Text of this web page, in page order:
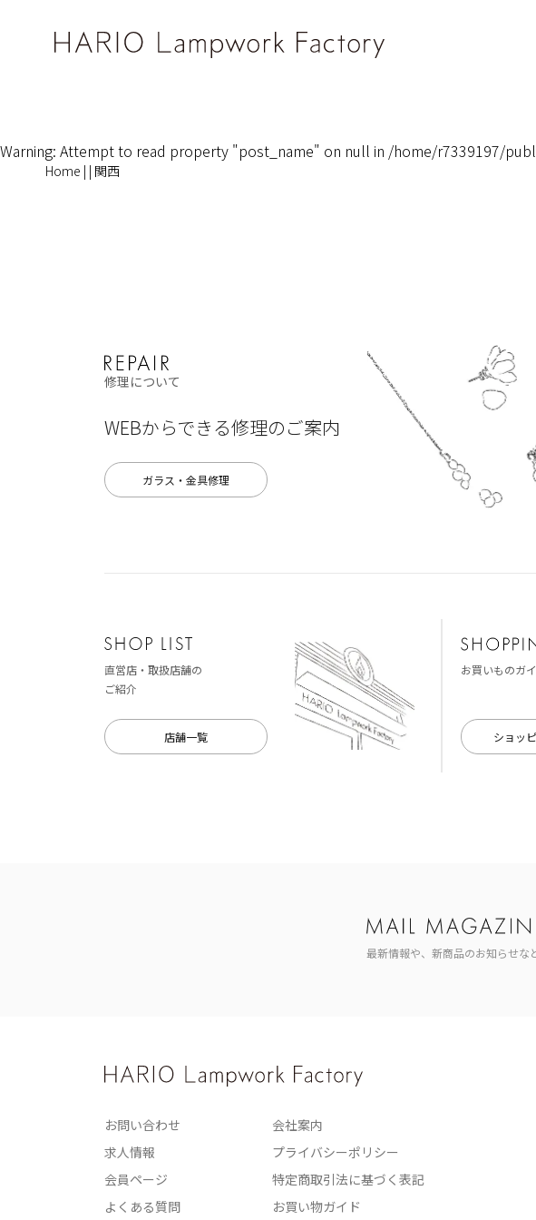
Warning: Attempt to read property "post_name" on null in /home/r7339197/
Home | | 関西
修理について
WEBからできる修理のご案内
ガラス・金具修理
直営店・取扱店舗の
ご紹介
店舗一覧
お買いものガ
ショッ
最新情報や、新商品のお知らせな
お問い合わせ
会社案内
求人情報
プライバシーポリシー
会員ページ
特定商取引法に基づく表記
よくある質問
お買い物ガイド